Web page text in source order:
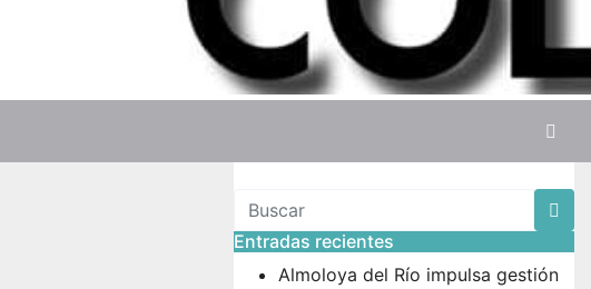
Entradas recientes
Almoloya del Río impulsa gestión